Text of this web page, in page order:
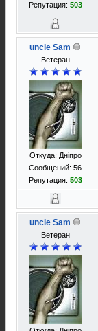
Репутация: 503
uncle Sam
Ветеран
Откуда: Днiпро
Сообщений: 56
Репутация: 503
uncle Sam
Ветеран